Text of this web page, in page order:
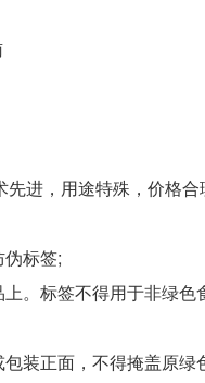
进，用途特殊，价格
标签;
。标签不得用于非绿色
装正面，不得掩盖原绿